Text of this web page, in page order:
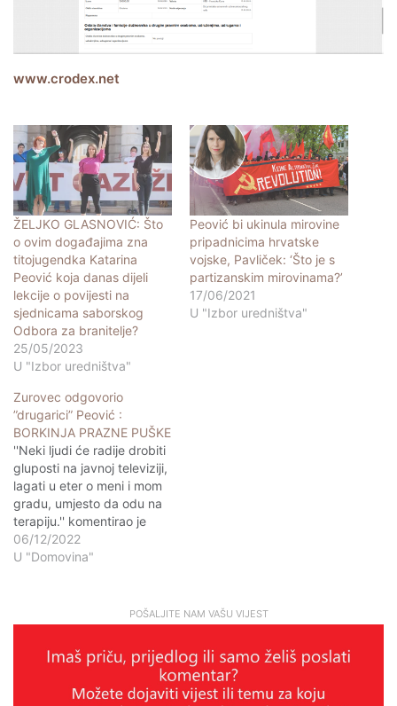
www.crodex.net
ŽELJKO GLASNOVIĆ: Što
o ovim događajima zna
titojugendka Katarina
Peović koja danas dijeli
lekcije o povijesti na
sjednicama saborskog
Odbora za branitelje?
25/05/2023
U "Izbor uredništva"
Peović bi ukinula mirovine
pripadnicima hrvatske
vojske, Pavliček: ‘Što je s
partizanskim mirovinama?’
17/06/2021
U "Izbor uredništva"
Zurovec odgovorio
”drugarici” Peović :
BORKINJA PRAZNE PUŠKE
''Neki ljudi će radije drobiti
gluposti na javnoj televiziji,
lagati u eter o meni i mom
gradu, umjesto da odu na
terapiju.'' komentirao je
izjave Katarine Peović u
emisiji Nedjeljom u "
Nedelje Dario Zurovec.
''Kad se ljudi bez dana
ozbiljnog radnog iskustva
poput Katarine…
06/12/2022
U "Domovina"
POŠALJITE NAM VAŠU VIJEST